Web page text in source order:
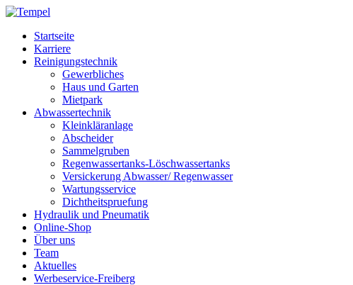
Startseite
Karriere
Reinigungstechnik
Gewerbliches
Haus und Garten
Mietpark
Abwassertechnik
Kleinkläranlage
Abscheider
Sammelgruben
Regenwassertanks-Löschwassertanks
Versickerung Abwasser/ Regenwasser
Wartungsservice
Dichtheitspruefung
Hydraulik und Pneumatik
Online-Shop
Über uns
Team
Aktuelles
Werbeservice-Freiberg